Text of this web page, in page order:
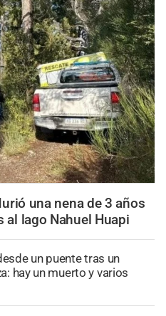
una nena de 3 años
al lago Nahuel Huapi
un puente tras un
hay un muerto y varios